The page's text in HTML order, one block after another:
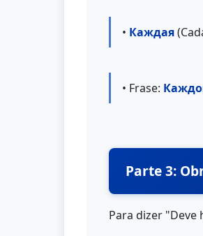
• Каждая
• Frase:
Parte 3:
Para dizer "Deve